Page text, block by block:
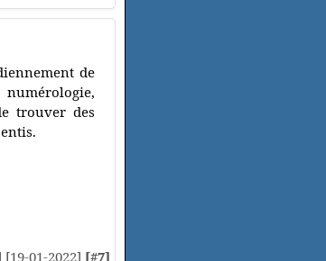
de
trouver des
01-2022] [#7]